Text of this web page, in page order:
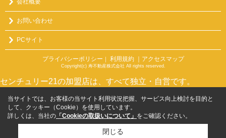
会社概要
お問い合わせ
PCサイト
プライバシーポリシー ｜ 利用規約 ｜アクセスマップ
Copyright(c) 寿不動産株式会社 All rights reserved.
センチュリー21の加盟店は、すべて独立・自営です。
当サイトでは、お客様の当サイト利用状況把握、サービス向上検討を目的と
して、クッキー（Cookie）を使用しています。
詳しくは、当社の 「Cookieの取扱いについて」 をご確認ください。
閉じる